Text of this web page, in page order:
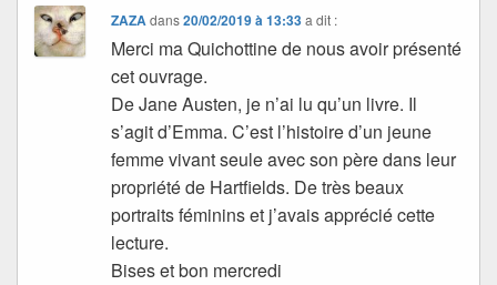
ZAZAdans20/02/2019 à 13:33 a dit :
Merci ma Quichottine de nous avoir présenté
cet ouvrage.
De Jane Austen, je n’ai lu qu’un livre. Il
s’agit d’Emma. C’est l’histoire d’un jeune
femme vivant seule avec son père dans leur
propriété de Hartfields. De très beaux
portraits féminins et j’avais apprécié cette
lecture.
Bises et bon mercredi